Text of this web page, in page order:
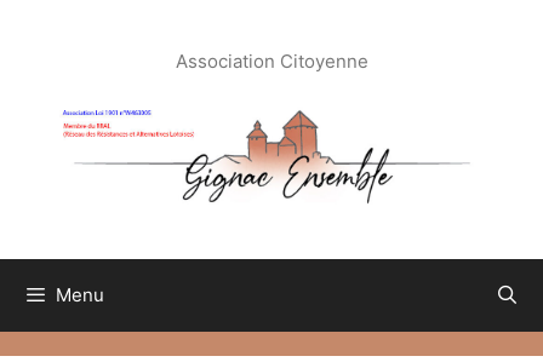
Association Citoyenne
Menu